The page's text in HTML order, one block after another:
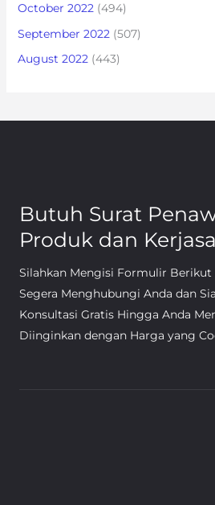
October 2022(494)
September 2022(507)
August 2022(443)
Butuh Surat
Produk dan
Silahkan Mengisi Formulir Berikut
Segera Menghubungi Anda dan
Konsultasi Gratis Hingga Anda
Diinginkan dengan Harga yang